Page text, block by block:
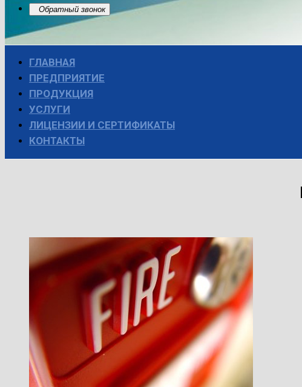
Обратный звонок
ГЛАВНАЯ
ПРЕДПРИЯТИЕ
ПРОДУКЦИЯ
УСЛУГИ
ЛИЦЕНЗИИ И СЕРТИФИКАТЫ
КОНТАКТЫ